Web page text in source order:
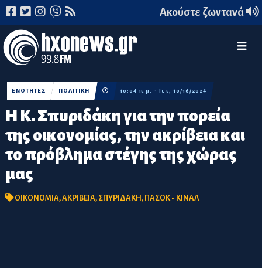
Ακούστε ζωντανά
Η Κ. Σπυριδάκη για την πορεία
της οικονομίας, την ακρίβεια και
το πρόβλημα στέγης της χώρας
μας
ΕΝΟΤΗΤΕΣ ΠΟΛΙΤΙΚΗ 10:04 π.μ. - Τετ, 10/16/2024
ΟΙΚΟΝΟΜΙΑ,ΑΚΡΙΒΕΙΑ, ΣΠΥΡΙΔΑΚΗ, ΠΑΣΟΚ - ΚΙΝΑΛ